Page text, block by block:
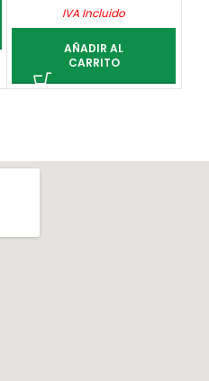
IVA Incluido
AÑADIR AL
CARRITO